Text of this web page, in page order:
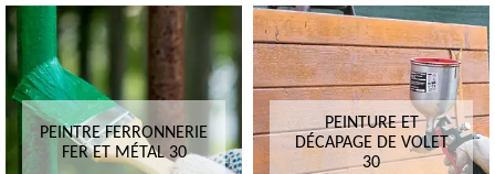
PEINTRE FERRONNERIE
FER ET MÉTAL 30
PEINTURE ET
DÉCAPAGE DE VOLET
30